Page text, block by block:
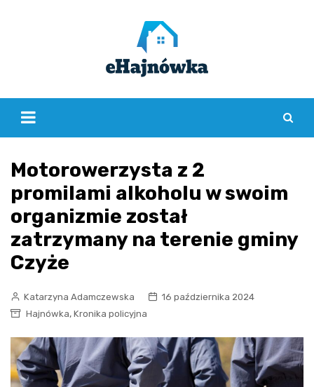
Motorowerzysta z 2
promilami alkoholu w swoim
organizmie został
zatrzymany na terenie gminy
Czyże
Katarzyna Adamczewska
16 października 2024
Hajnówka, Kronika policyjna